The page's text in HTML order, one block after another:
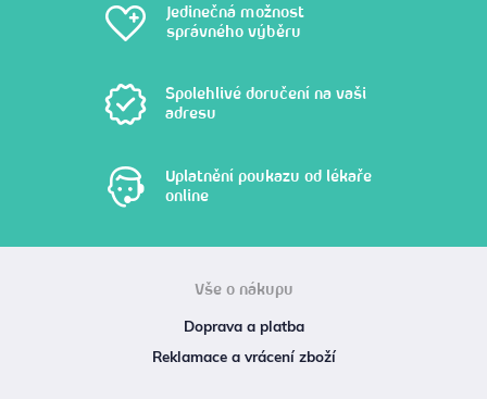
Jedinečná možnost
správného výběru
Spolehlivé doručení na vaši
adresu
Uplatnění poukazu od lékaře
online
Vše o nákupu
Doprava a platba
Reklamace a vrácení zboží